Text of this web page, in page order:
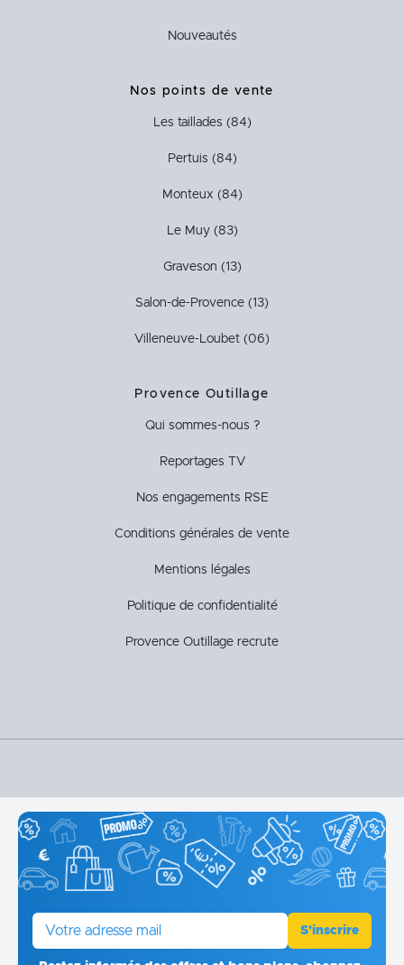
Nouveautés
Nos points de vente
Les taillades (84)
Pertuis (84)
Monteux (84)
Le Muy (83)
Graveson (13)
Salon-de-Provence (13)
Villeneuve-Loubet (06)
Provence Outillage
Qui sommes-nous ?
Reportages TV
Nos engagements RSE
Conditions générales de vente
Mentions légales
Politique de confidentialité
Provence Outillage recrute
E-mail
S'inscrire